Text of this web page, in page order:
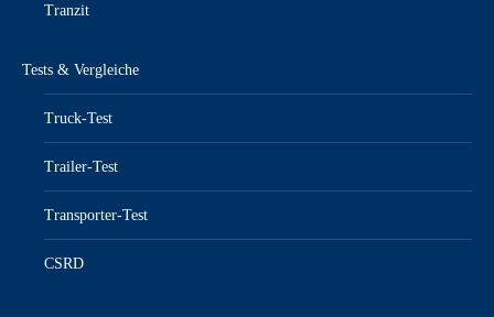
Tranzit
Tests & Vergleiche
Truck-Test
Trailer-Test
Transporter-Test
CSRD